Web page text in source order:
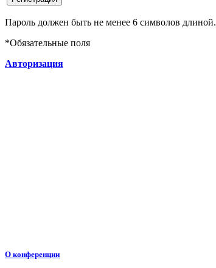
Пароль должен быть не менее 6 символов длиной.
*Обязательные поля
Авторизация
О конференции